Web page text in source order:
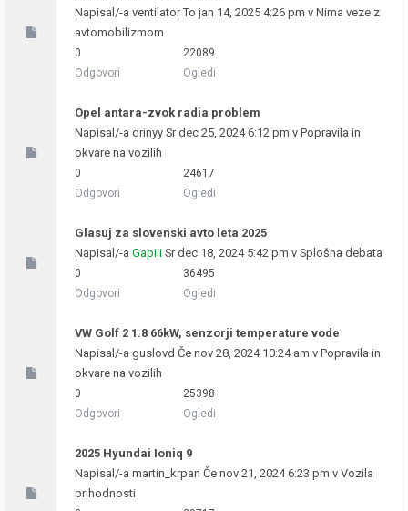
Napisal/-a ventilatorTo jan 14, 2025 4:26 pm v Nima veze z
avtomobilizmom
0
Odgovori
22089
Ogledi
Opel antara-zvok radia problem
Napisal/-a drinyy Sr dec 25, 2024 6:12 pm v Popravila in
okvare na vozilih
0
Odgovori
24617
Ogledi
Glasuj za slovenski avto leta 2025
Napisal/-a Gapiii Sr dec 18, 2024 5:42 pm v Splošna debata
0
Odgovori
36495
Ogledi
VW Golf 2 1.8 66kW, senzorji temperature vode
Napisal/-a guslovd Če nov 28, 2024 10:24 am v Popravila in
okvare na vozilih
0
Odgovori
25398
Ogledi
2025 Hyundai Ioniq 9
Napisal/-a martin_krpan Če nov 21, 2024 6:23 pm v Vozila
prihodnosti